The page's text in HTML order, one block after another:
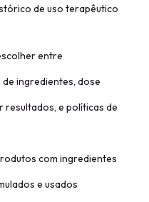
de uso terapêutico
entre
ingredientes, dose
e políticas de
com ingredientes
e usados